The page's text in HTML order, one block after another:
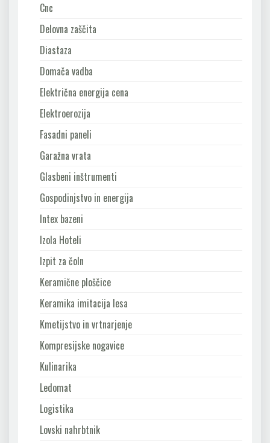
Cnc
Delovna zaščita
Diastaza
Domača vadba
Električna energija cena
Elektroerozija
Fasadni paneli
Garažna vrata
Glasbeni inštrumenti
Gospodinjstvo in energija
Intex bazeni
Izola Hoteli
Izpit za čoln
Keramične ploščice
Keramika imitacija lesa
Kmetijstvo in vrtnarjenje
Kompresijske nogavice
Kulinarika
Ledomat
Logistika
Lovski nahrbtnik